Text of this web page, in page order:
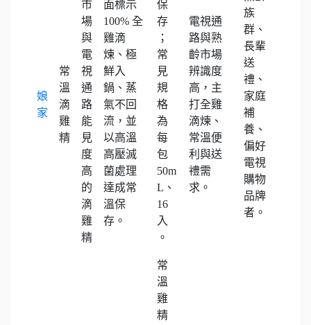
娘
家
常
溫
滴
雞
精
市
場
與
電
視
通
路
能
見
度
高
的
滴
雞
精
面標示
100% 全
雞滴
煉、極
鮮入
鍋、蒸
氣不回
流，並
以高溫
高壓滅
菌處理
達成常
溫保
存。
保
存
；
常
見
規
格
為
每
包
50m
L、
16
入
。
電視通
路與熟
齡市場
辨識度
高，主
打全雞
滴煉、
常溫便
利與送
禮需
求。
族
群、
長輩
送
禮、
家庭
補
養、
偏好
電視
購物
品牌
者。
常
溫
雞
精